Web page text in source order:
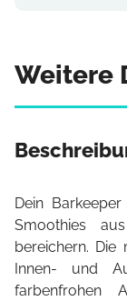
Weitere
Dein
Smoothies
bereichern.
Innen- und
farbenfrohen